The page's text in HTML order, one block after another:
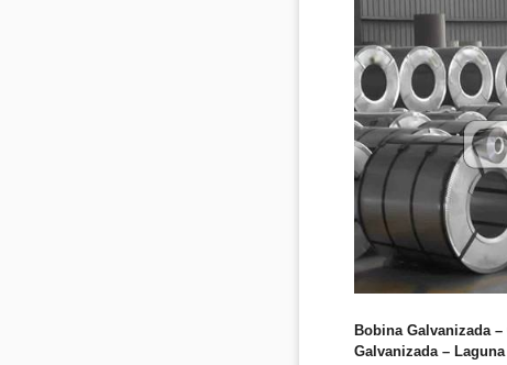
Bobina Galvanizada
Galvanizada – Laguna